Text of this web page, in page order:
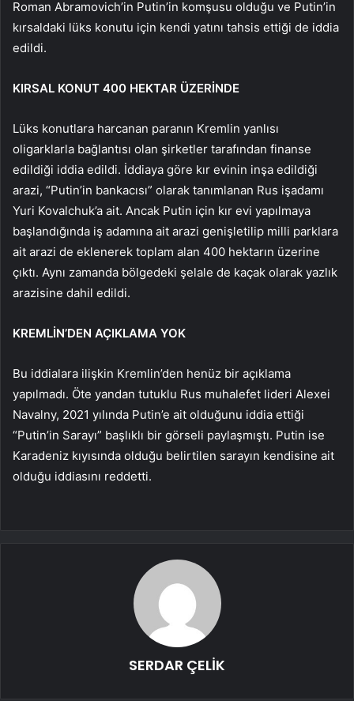
Roman Abramovich’in Putin’in komşusu olduğu ve Putin’in
kırsaldaki lüks konutu için kendi yatını tahsis ettiği de iddia
edildi.
KIRSAL KONUT 400 HEKTAR ÜZERİNDE
Lüks konutlara harcanan paranın Kremlin yanlısı
oligarklarla bağlantısı olan şirketler tarafından finanse
edildiği iddia edildi. İddiaya göre kır evinin inşa edildiği
arazi, “Putin’in bankacısı” olarak tanımlanan Rus işadamı
Yuri Kovalchuk’a ait. Ancak Putin için kır evi yapılmaya
başlandığında iş adamına ait arazi genişletilip milli parklara
ait arazi de eklenerek toplam alan 400 hektarın üzerine
çıktı. Aynı zamanda bölgedeki şelale de kaçak olarak yazlık
arazisine dahil edildi.
KREMLİN’DEN AÇIKLAMA YOK
Bu iddialara ilişkin Kremlin’den henüz bir açıklama
yapılmadı. Öte yandan tutuklu Rus muhalefet lideri Alexei
Navalny, 2021 yılında Putin’e ait olduğunu iddia ettiği
“Putin’in Sarayı” başlıklı bir görseli paylaşmıştı. Putin ise
Karadeniz kıyısında olduğu belirtilen sarayın kendisine ait
olduğu iddiasını reddetti.
SERDAR ÇELİK